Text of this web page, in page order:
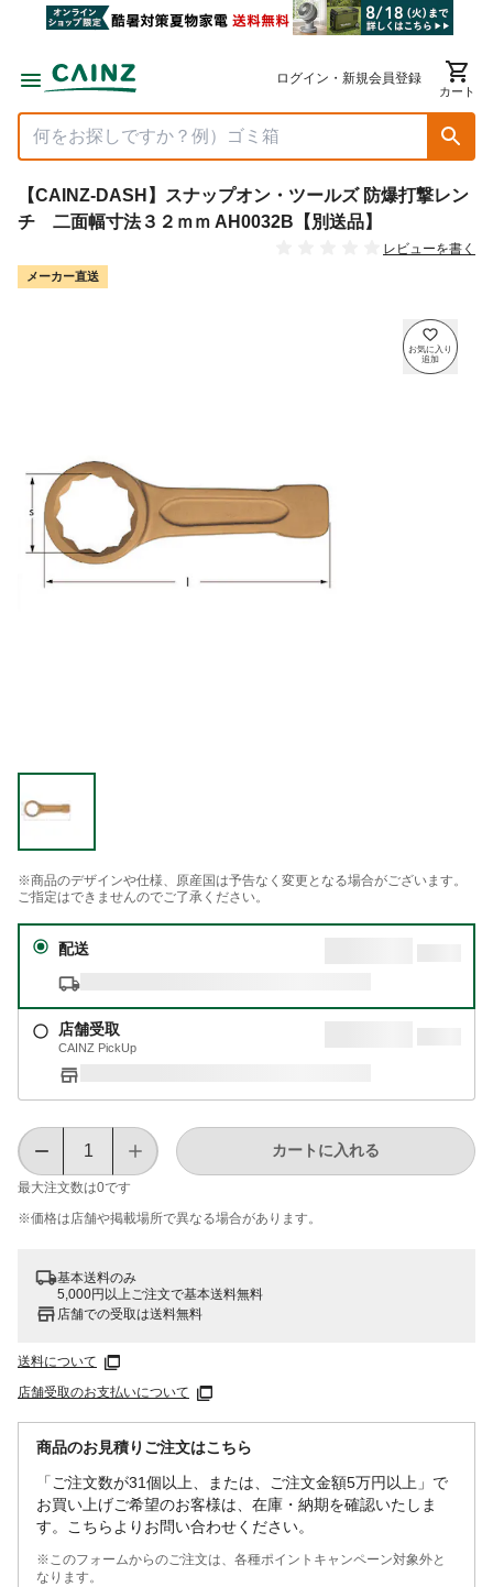
ログイン・新規会員登録
カート
【CAINZ-DASH】スナップオン・ツールズ 防爆打撃レン
チ 二面幅寸法３２ｍｍ AH0032B【別送品】
レビューを書く
メーカー直送
※商品のデザインや仕様、原産国は予告なく変更となる場合がございます。
ご指定はできませんのでご了承ください。
配送
店舗受取
CAINZ PickUp
最大注文数は0です
カートに入れる
※価格は​店舗や​掲載場所で​異なる​場合が​あります。
基本送料のみ
5,000円以上ご注文で基本送料無料
店舗での受取は送料無料
送料について
店舗受取のお支払いについて
商品のお見積りご注文はこちら
「ご注文数が31個以上、または、ご注文金額5万円以上」で
お買い上げご希望のお客様は、在庫・納期を確認いたしま
す。こちらよりお問い合わせください。
※このフォームからのご注文は、各種ポイントキャンペーン対象外と
なります。